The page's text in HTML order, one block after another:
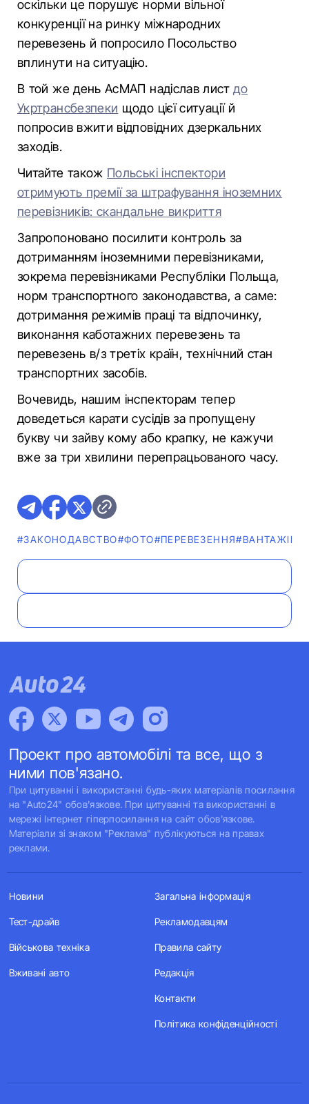
оскільки це порушує норми вільної
конкуренції на ринку міжнародних
перевезень й попросило Посольство
вплинути на ситуацію.
В той же день АсМАП надіслав листдо
Укртрансбезпеки щодо цієї ситуації й
попросив вжити відповідних дзеркальних
заходів.
Читайте також Польські інспектори
отримують премії за штрафування іноземних
перевізників: скандальне викриття
Запропоновано посилити контроль за
дотриманням іноземними перевізниками,
зокрема перевізниками Республіки Польща,
норм транспортного законодавства, а саме:
дотримання режимів праці та відпочинку,
виконання каботажних перевезень та
перевезень в/з третіх країн, технічний стан
транспортних засобів.
Вочевидь, нашим інспекторам тепер
доведеться карати сусідів за пропущену
букву чи зайву кому або крапку, не кажучи
вже за три хвилини перепрацьованого часу.
#ЗАКОНОДАВСТВО#ФОТО#ПЕРЕВЕЗЕННЯ
Проект про автомобілі та все, що з
ними пов'язано.
При цитуванні і використанні будь-яких матеріалів посилання
на "Auto24" обов'язкове. При цитуванні та використанні в
мережі Інтернет гіперпосилання на сайт обов'язкове.
Матеріали зі знаком "Реклама" публікуються на правах
реклами.
Новини
Тест-драйв
Військова техніка
Вживані авто
Загальна інформація
Рекламодавцям
Правила сайту
Редакція
Контакти
Політика конфіденційності